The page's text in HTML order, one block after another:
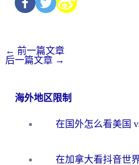
← 前一篇文章
后一篇文章 →
海外地区限制